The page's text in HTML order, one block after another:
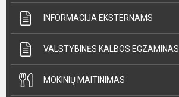
INFORMACIJA EKSTERNAMS
VALSTYBINĖS KALBOS EGZAMINAS
MOKINIŲ MAITINIMAS